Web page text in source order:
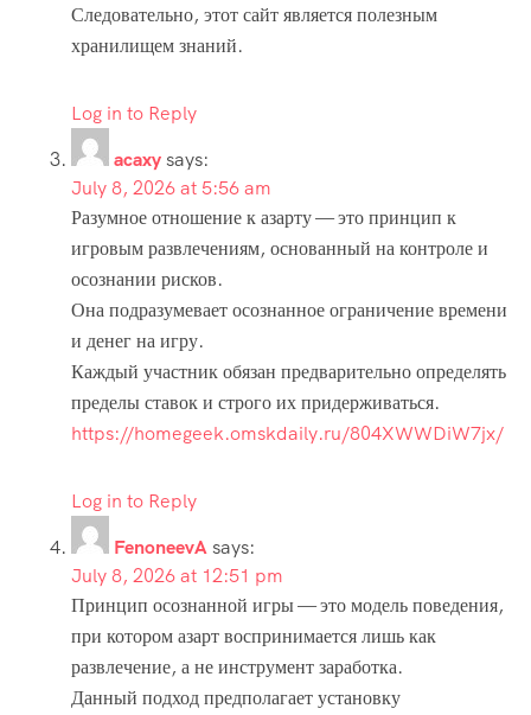
Следовательно, этот сайт является полезным
хранилищем знаний.
Log in to Reply
acaxysays:
July 8, 2026 at 5:56 am
Разумное отношение к азарту — это принцип к
игровым развлечениям, основанный на контроле и
осознании рисков.
Она подразумевает осознанное ограничение времени
и денег на игру.
Каждый участник обязан предварительно определять
пределы ставок и строго их придерживаться.
https://homegeek.omskdaily.ru/804XWWDiW7jx/
Log in to Reply
FenoneevAsays:
July 8, 2026 at 12:51 pm
Принцип осознанной игры — это модель поведения,
при котором азарт воспринимается лишь как
развлечение, а не инструмент заработка.
Данный подход предполагает установку